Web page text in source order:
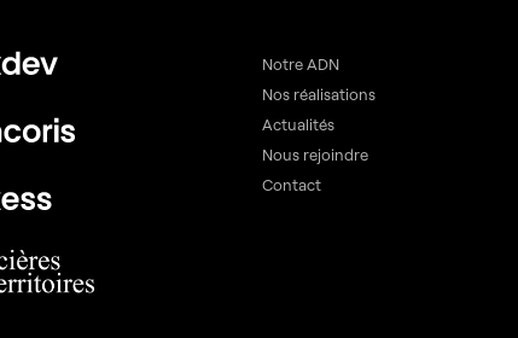
Notre ADN
Nos réalisations
Actualités
Nous rejoindre
Contact